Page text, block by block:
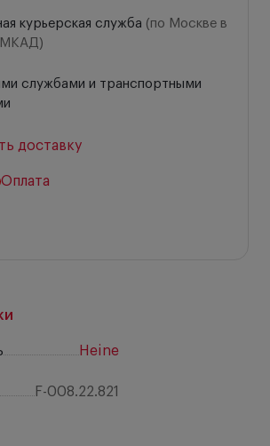
Heine
F-008.22.821
курьерская служба (по Москве в
МКАД)
службами и транспортными
доставку
Оплата